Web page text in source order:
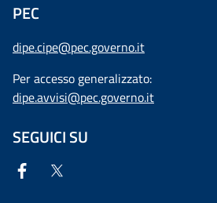
PEC
dipe.cipe@pec.governo.it
Per accesso generalizzato:
dipe.avvisi@pec.governo.it
SEGUICI SU